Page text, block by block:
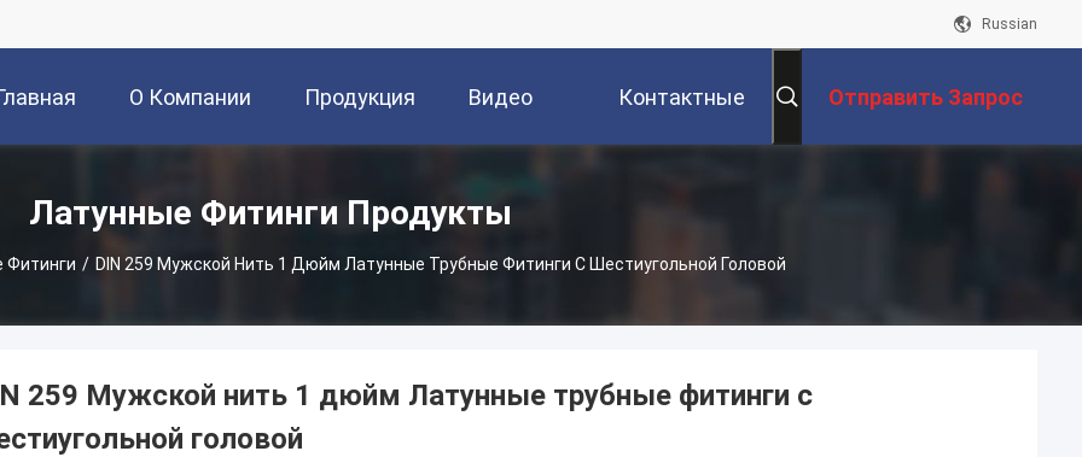
Russian
О Компании Продукция Видео Контактные Отправить Запрос
Латунные Фитинги Продукты
Фитинги / DIN 259 Мужской Нить 1 Дюйм Латунные Трубные Фитинги С Шестиугольной Головой
259 Мужской нить 1 дюйм Латунные трубные фитинги с
головой